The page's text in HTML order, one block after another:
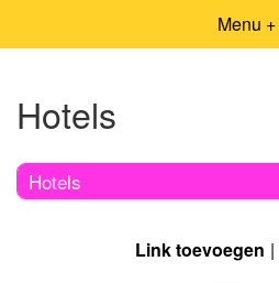
Menu +
Hotels
Hotels
Link toevoegen